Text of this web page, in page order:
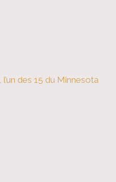
des 15 du Minnesota